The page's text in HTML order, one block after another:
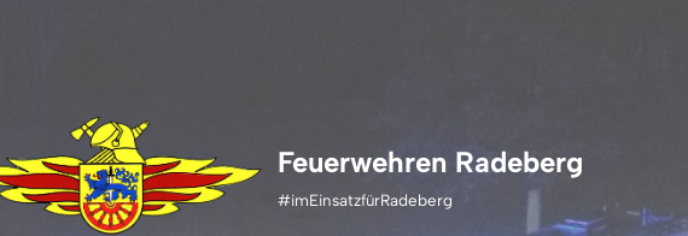
Feuerwehren Radeberg
#imEinsatzfürRadeberg